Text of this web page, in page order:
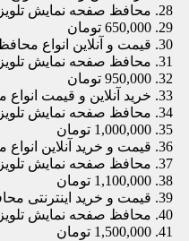
محافظ صفحه نمایش تلویزیون
650,000 تومان
قیمت و آنلاین انواع محافظ
محافظ صفحه نمایش تلویزیون
950,000 تومان
خرید آنلاین و قیمت انواع
محافظ صفحه نمایش تلویزیون
1,000,000 تومان
قیمت و خرید آنلاین انواع
محافظ صفحه نمایش تلویزیون
1,100,000 تومان
قیمت و خرید اینترنتی
محافظ صفحه نمایش تلویزیون
1,500,000 تومان